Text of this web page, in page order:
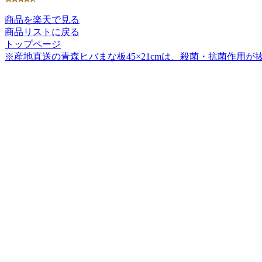
商品を楽天で見る
商品リストに戻る
トップページ
※産地直送の青森ヒバまな板45×21cmは、殺菌・抗菌作用が